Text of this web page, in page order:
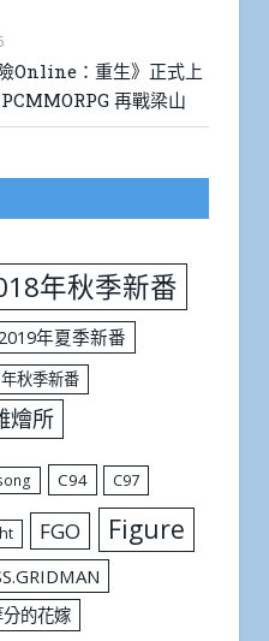
險Online：重生》正式上
再戰梁山
年秋季新番
2019年夏季新番
秋季新番
燴所
C94 C97
FGO Figure
分的花嫁